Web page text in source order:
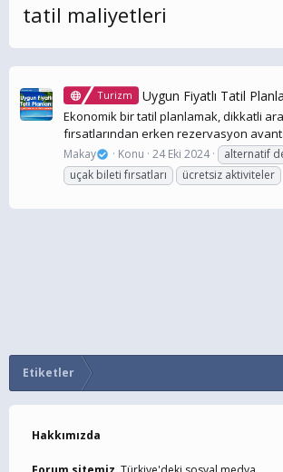
tatil maliyetleri
Turizm Uygun Fiyatlı Tatil
Ekonomik bir tatil planlamak, dikkatli
fırsatlarından erken rezervasyon
Makay Konu 24 Eki 2024 alternatif
uçak bileti fırsatları
ücretsiz aktiviteler
Etiketler
Hakkımızda